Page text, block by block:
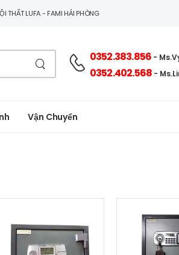
THẤT LUFA - FAMI HẢI PHÒNG
0352.383.856 -
0352.402.568 -
Vận Chuyển